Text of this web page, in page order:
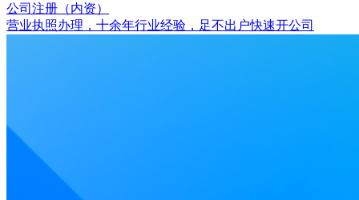
公司注册（内资）
营业执照办理，十余年行业经验，足不出户快速开公司